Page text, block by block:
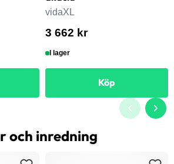
vidaXL
3 662 kr
I lager
Köp
och inredning